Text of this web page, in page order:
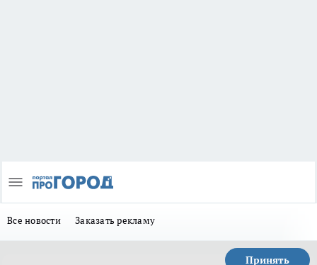
Все новости Заказать рекламу
Принять